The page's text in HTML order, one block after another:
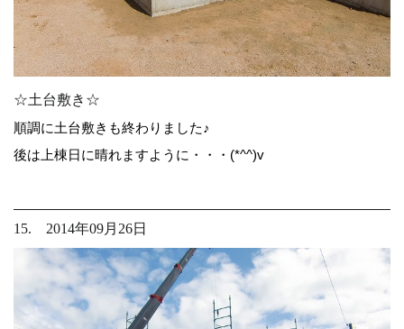
☆土台敷き☆
順調に土台敷きも終わりました♪
後は上棟日に晴れますように・・・(*^^)v
15. 2014年09月26日